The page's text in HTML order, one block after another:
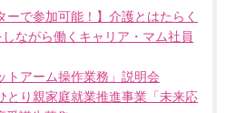
ーで参加可能！】介護とはたらく
ながら働くキャリア・マム社員
トアーム操作業務」説明会
とり親家庭就業推進事業「未来応